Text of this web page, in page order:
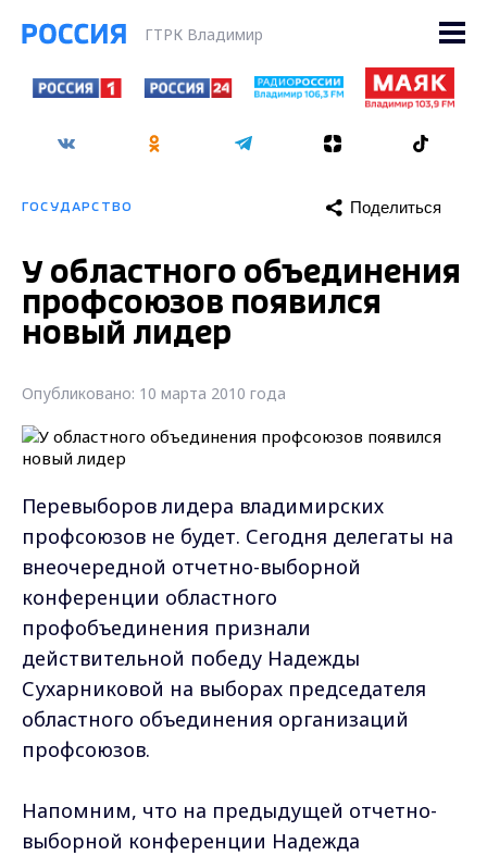
ГТРК Владимир
ГОСУДАРСТВО Поделиться
У областного объединения
профсоюзов появился
новый лидер
Опубликовано: 10 марта 2010 года
Перевыборов лидера владимирских
профсоюзов не будет. Сегодня делегаты на
внеочередной отчетно-выборной
конференции областного
профобъединения признали
действительной победу Надежды
Сухарниковой на выборах председателя
областного объединения организаций
профсоюзов.
Напомним, что на предыдущей отчетно-
выборной конференции Надежда